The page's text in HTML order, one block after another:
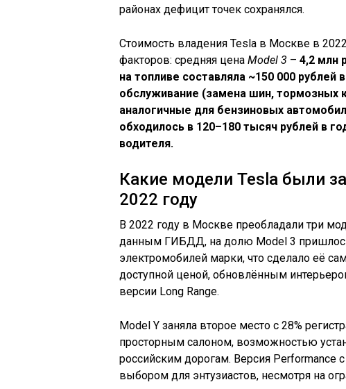
районах дефицит точек сохранялся.
Стоимость владения Tesla в Москве в
факторов: средняя цена Model 3 – 4,2 млн
на топливе составляла ~150 000 рублей
обслуживание (замена шин, тормозных
аналогичные для бензиновых
обходилось в 120–180 тысяч рублей в
водителя.
Какие модели Tesla были
2022 году
В 2022 году в Москве преобладали три
данным ГИБДД, на долю Model 3 пришлось
электромобилей марки, что сделало её
доступной ценой, обновлённым
версии Long Range.
Model Y заняла второе место с 28%
просторным салоном, возможностью
российским дорогам. Версия Performance
выбором для энтузиастов, несмотря на